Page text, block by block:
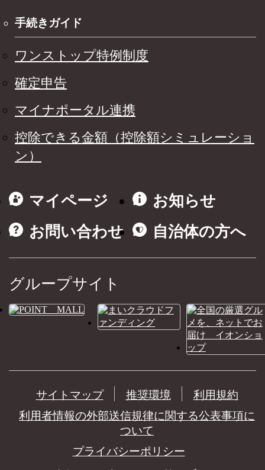
手続きガイド
ワンストップ特例制度
確定申告
マイナポータル連携
控除できる金額（控除額シミュレーショ
ン）
マイページ
お知らせ
お問い合わせ
自治体の方へ
グループサイト
サイトマップ 推奨環境
利用規約
利用者情報の外部送信規律に関する公表事項に
ついて
プライバシーポリシー